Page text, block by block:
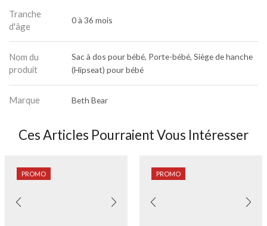
Tranche
d'âge
0 à 36 mois
Nom du
produit
Sac à dos pour bébé, Porte-bébé, Siège de hanche
(Hipseat) pour bébé
Marque Beth Bear
Ces Articles Pourraient Vous Intéresser
PROMO PROMO